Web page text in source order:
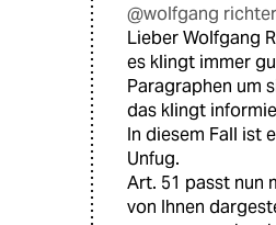
@wolfgang
Lieber Wolfgang
es klingt immer
Paragraphen um
das klingt
In diesem Fall ist
Unfug.
Art. 51 passt nun
von Ihnen